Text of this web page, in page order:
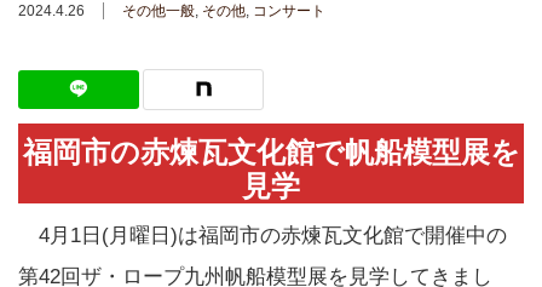
2024.4.26 その他一般 その他 コンサート
福岡市の赤煉瓦文化館で帆船模型展を
見学
4月1日(月曜日)は福岡市の赤煉瓦文化館で開催中の
第42回ザ・ロープ九州帆船模型展を見学してきまし